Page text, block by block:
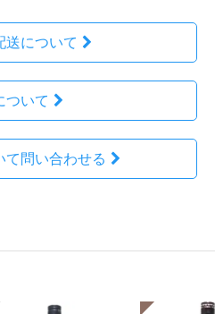
送について
ついて
て問い合わせる